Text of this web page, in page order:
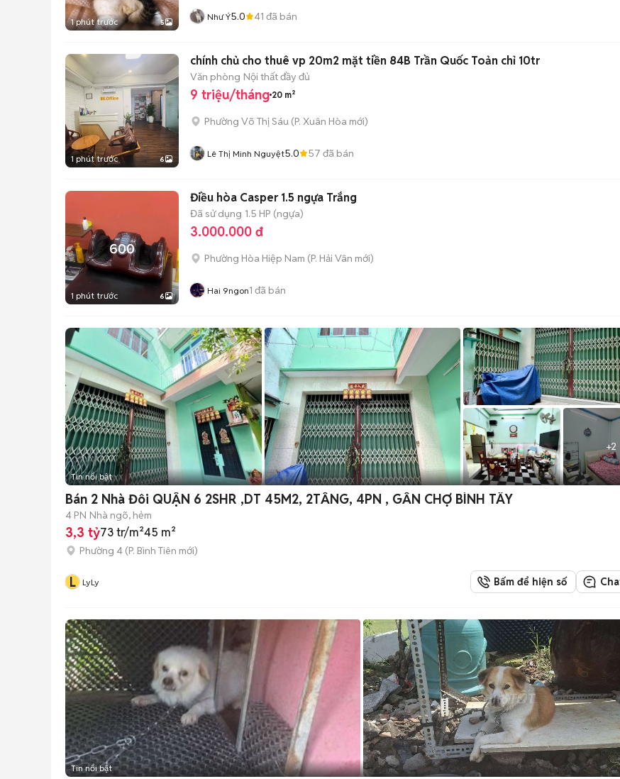
1 phút trước 5 Như Ý5.0 41 đã bán
1 phút trước 6
chính chủ cho thuê vp 20m2 mặt tiền 84B Trần Quốc Toản chỉ 10tr
Văn phòng Nội thất đầy đủ
9 triệu/tháng 20 m²
Phường Võ Thị Sáu (P. Xuân Hòa mới)
Lê Thị Minh Nguyệt5.0 57 đã bán
1 phút trước 6
Điều hòa Casper 1.5 ngựa Trắng
Đã sử dụng 1.5 HP (ngựa)
3.000.000 đ
Phường Hòa Hiệp Nam (P. Hải Vân mới)
Hai 9ngon1 đã bán
+2
Tin nổi bật
Bán 2 Nhà Đôi QUẬN 6 2SHR ,DT 45M2, 2TẦNG, 4PN , GẦN CHỢ BÌNH TÂY
4 PN Nhà ngõ, hẻm
3,3 tỷ73 tr/m²45 m²
Phường 4 (P. Bình Tiên mới)
L LyLy Bấm để hiện số
Tin nổi bật